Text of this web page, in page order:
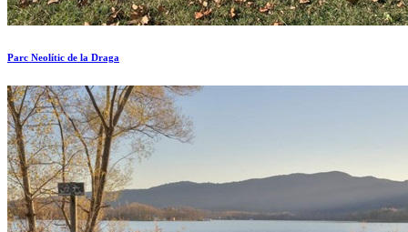
Parc Neolític de la Draga